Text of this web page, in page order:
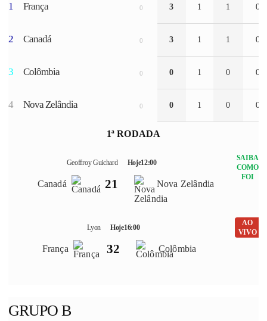
1 França 0
2 Canadá 0
3 Colômbia 0
4 Nova Zelândia 0
3 1 1 0
3 1 1 0
0 1 0 0
0 1 0 0
1ª RODADA
Geoffroy Guichard Hoje12:00
Canadá 21 Nova Zelândia
SAIBA
COMO
FOI
Lyon Hoje16:00
França 32 Colômbia
AO
VIVO
GRUPO B